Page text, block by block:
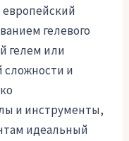
европейский
гелевого
гелем или
сложности и
и инструменты,
идеальный